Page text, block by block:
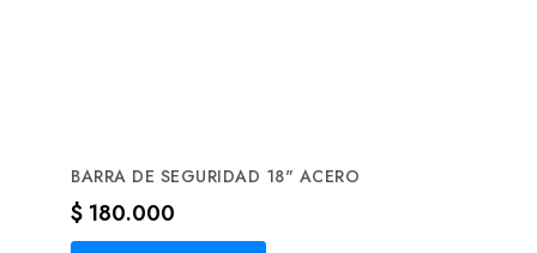
BARRA DE SEGURIDAD 18" ACERO
Precio
$ 180.000